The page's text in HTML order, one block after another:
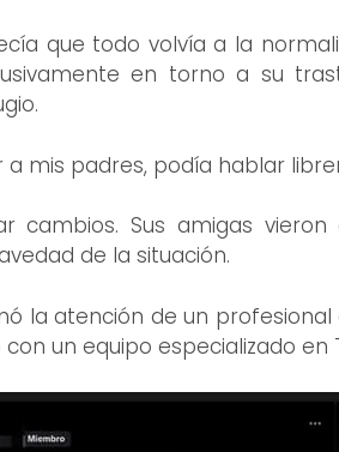
que todo volvía a la
en torno a su
mis padres, podía hablar
cambios. Sus amigas
de la situación.
la atención de un
un equipo especializado en